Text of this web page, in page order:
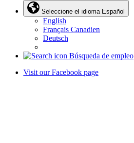
Seleccione el idioma Español
English
Français Canadien
Deutsch
Búsqueda de empleo
Visit our Facebook page